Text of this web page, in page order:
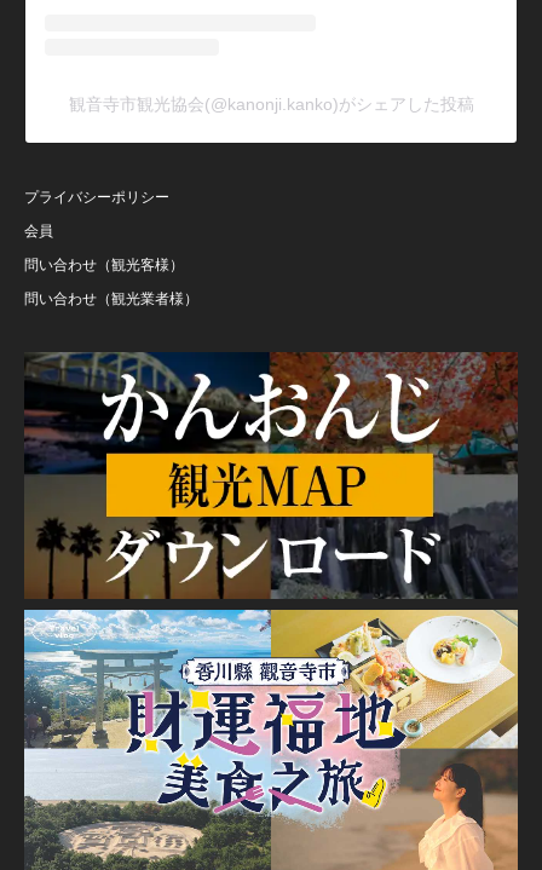
観音寺市観光協会(@kanonji.kanko)がシェアした投稿
プライバシーポリシー
会員
問い合わせ（観光客様）
問い合わせ（観光業者様）